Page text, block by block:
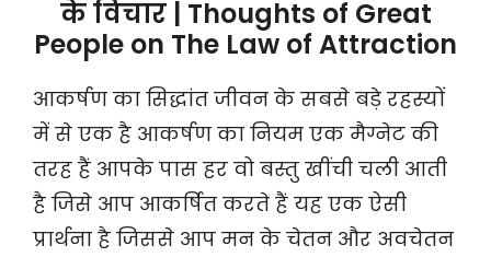
के विचार | Thoughts of Great
People on The Law of Attraction
आकर्षण का सिद्धांत जीवन के सबसे बड़े रहस्यों
में से एक है आकर्षण का नियम एक मैग्नेट की
तरह हैं आपके पास हर वो बस्तु खींची चली आती
है जिसे आप आकर्षित करते हैं यह एक ऐसी
प्रार्थना है जिससे आप मन के चेतन और अवचेतन